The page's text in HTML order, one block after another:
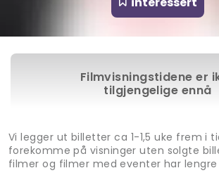
Filmvisningstidene er
tilgjengelige ennå
Vi legger ut billetter ca 1-1,5 uke frem i
forekomme på visninger uten solgte
filmer og filmer med eventer har lengre